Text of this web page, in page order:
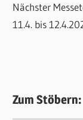
Nächster
11.4. bis
Zum Stöbern: